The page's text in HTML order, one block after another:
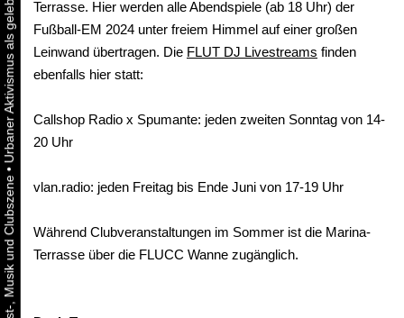
•
Terrasse. Hier werden alle Abendspiele (ab 18 Uhr) der
Fußball-EM 2024 unter freiem Himmel auf einer großen
Leinwand übertragen. Die FLUT DJ Livestreams finden
ebenfalls hier statt:
Callshop Radio x Spumante: jeden zweiten Sonntag von 14-
20 Uhr
vlan.radio: jeden Freitag bis Ende Juni von 17-19 Uhr
Während Clubveranstaltungen im Sommer ist die Marina-
Terrasse über die FLUCC Wanne zugänglich.